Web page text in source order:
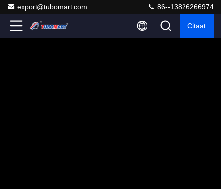
export@tubomart.com 86--13826266974
Citaat